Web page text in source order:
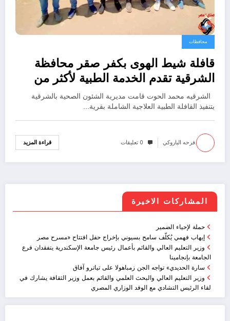
محافظات
قافلة شيط الهوى بكفر صقر محافظة
الشرقية تقدم الخدمة الطبية لأكثر من
١٧٠٠ مريض
الشرقيه محمد الحوت قامت مديرية الشئون الصحية بالشرقية
بتنفيذ القافلة الطبية العلاجية الشاملة بقرية…
.فرحه الباروكي 0 تعليقات قراءة المزيد
المشاركات الاخيرة
حملة لإحياء الضمير
إيهاب فهمي يُكلّف سامح بسيوني بإخراج حفل افتتاح «مسرح مصر
وزير التعليم العالي والقائم بأعمال رئيس جامعة الإسكندرية يتفقدان فرع
الجامعة بإنجامينا
سارة الحديدي» تواجه الجن زمباهولا على تياترو آفاق
وزير التعليم العالي والبحث العلمي والقائم بعمل وزير الثقافة يشارك في
لقاء الرئيس التشادي مع الوفد الوزاري المصري